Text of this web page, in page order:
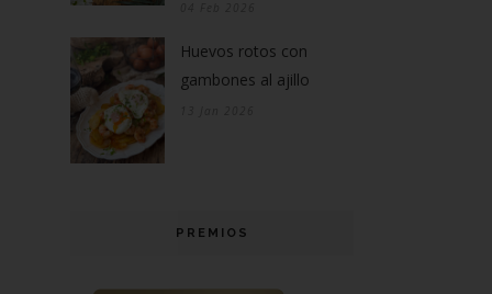
Huevos rotos con
gambones al ajillo
PREMIOS